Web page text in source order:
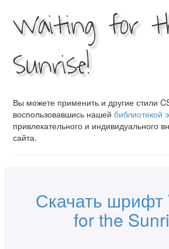
Waiting for
Sunrise!
Вы можете применить и другие стили
воспользовавшись нашей библиотекой
привлекательного и индивидуального
сайта.
Скачать шрифт
for the